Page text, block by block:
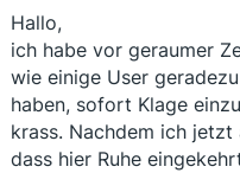
Hallo,
ich habe vor geraumer
wie einige User
haben, sofort Klage
krass. Nachdem ich
dass hier Ruhe